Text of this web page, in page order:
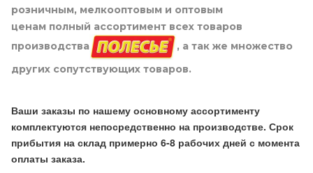
розничным, мелкооптовым и оптовым
ценам полный ассортимент всех товаров
производства
, а так же множество
других сопутствующих товаров.
Ваши заказы по нашему основному ассортименту
комплектуются непосредственно на производстве. Срок
прибытия на склад примерно 6-8 рабочих дней с момента
оплаты заказа.